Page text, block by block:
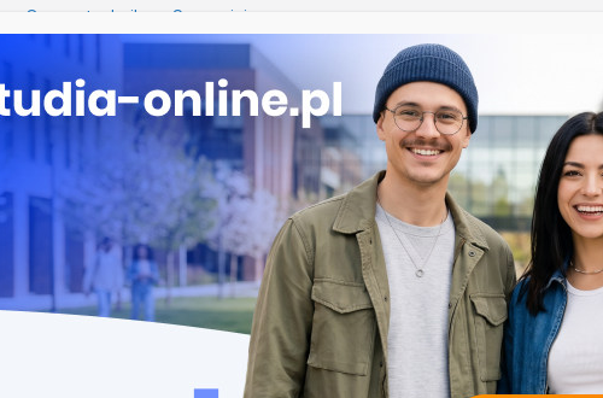
Dodatkowa rekrutacja na studia na UJD – Uniwersytet Jana
Długosza w Częstochowie
Biotechnologia – Uniwersytet Przyrodniczy w Poznaniu
Zarządzanie w turystyce w Katowicach
Turystyka – Uniwersytet Wrocławski
KIERUNKI RODZAJE STUDIÓW REKRUTACJA DRZWI OTWARTE